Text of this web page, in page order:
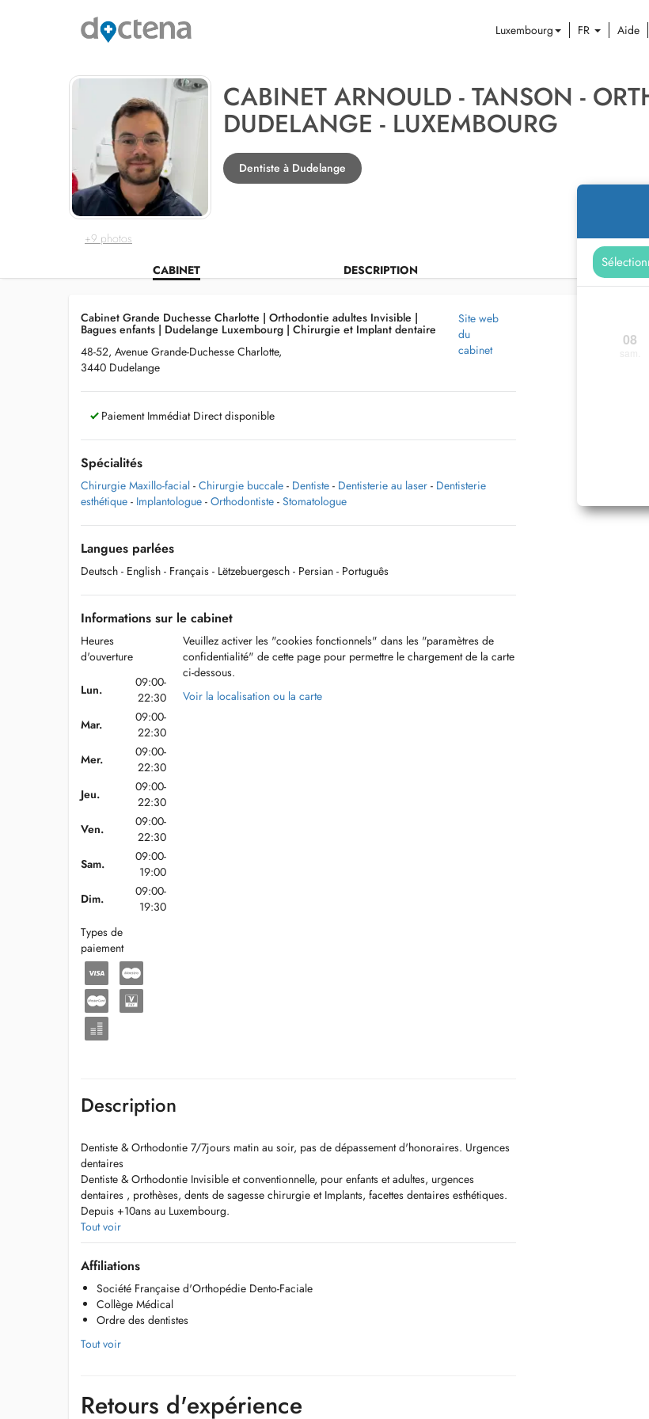
Luxembourg FR Aide
+9 photos
CABINET ARNOULD - TANSON -
DUDELANGE - LUXEMBOURG
Dentiste à Dudelange
CABINET DESCRIPTION
08
Cabinet Grande Duchesse Charlotte | Orthodontie adultes Invisible |
Bagues enfants | Dudelange Luxembourg | Chirurgie et Implant dentaire
48-52, Avenue Grande-Duchesse Charlotte,
3440 Dudelange
Site web
du
cabinet
Paiement Immédiat Direct disponible
Spécialités
Chirurgie Maxillo-facial - Chirurgie buccale - Dentiste - Dentisterie au laser - Dentisterie
esthétique - Implantologue - Orthodontiste - Stomatologue
Langues parlées
Deutsch - English - Français - Lëtzebuergesch - Persian - Português
Informations sur le cabinet
Heures
d'ouverture
Lun.
09:00-
22:30
Mar.
09:00-
22:30
Mer.
09:00-
22:30
Jeu.
09:00-
22:30
Ven.
09:00-
22:30
Sam.
09:00-
19:00
Dim.
09:00-
19:30
Types de
paiement
Veuillez activer les "cookies fonctionnels" dans les "paramètres de
confidentialité" de cette page pour permettre le chargement de la carte
ci-dessous.
Voir la localisation ou la carte
Description
Dentiste & Orthodontie 7/7jours matin au soir, pas de dépassement d'honoraires. Urgences
dentaires
Dentiste & Orthodontie Invisible et conventionnelle, pour enfants et adultes, urgences
dentaires , prothèses, dents de sagesse chirurgie et Implants, facettes dentaires esthétiques.
Depuis +10ans au Luxembourg.
Cabinet dentaire ouvert durant les vacances.
Grand parking gratuit à proximité du cabinet. N'hésitez pas à prendre rendez-vous du lundi
au dimanche le cabinet est ouvert, rendez-vous en ligne ou par téléphone. Accès handicapés
et personnes âgées.
Les créneaux après 20h et dimanches sont réservés aux urgences dentaires.
enfants ). Opération des dents de sagesse ( wisdom teeth extraction), chirurgie orale et
Tout voir
Affiliations
Société Française d'Orthopédie Dento-Faciale
Collège Médical
Ordre des dentistes
Tout voir
Retours d'expérience